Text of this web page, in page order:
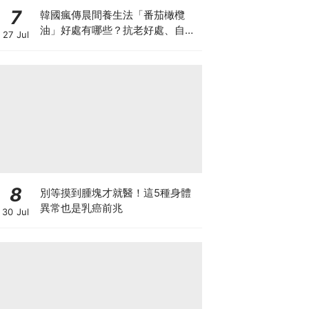
7
27 Jul
韓國瘋傳晨間養生法「番茄橄欖
油」好處有哪些？抗老好處、自製
8
30 Jul
別等摸到腫塊才就醫！這5種身體
異常也是乳癌前兆